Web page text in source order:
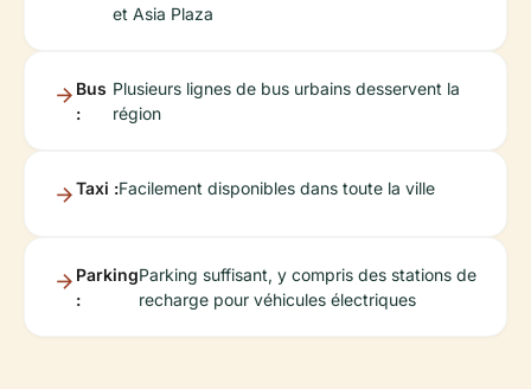
et Asia Plaza
Bus
:
Plusieurs lignes de bus urbains desservent la
région
Taxi :Facilement disponibles dans toute la ville
Parking
:
Parking suffisant, y compris des stations de
recharge pour véhicules électriques